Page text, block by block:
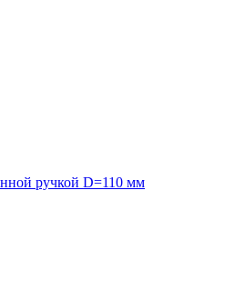
ручкой D=110 мм